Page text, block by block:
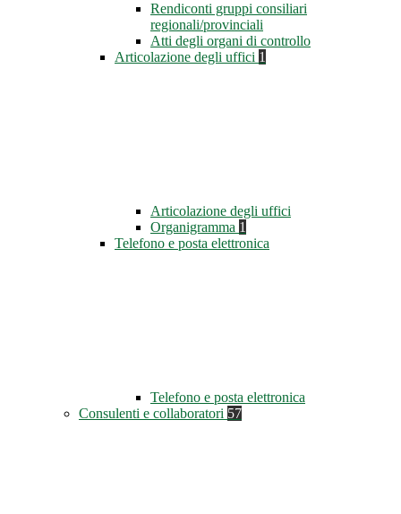
Rendiconti gruppi consiliari
regionali/provinciali
Atti degli organi di controllo
Articolazione degli uffici 1
Articolazione degli uffici
Organigramma 1
Telefono e posta elettronica
Telefono e posta elettronica
Consulenti e collaboratori 57